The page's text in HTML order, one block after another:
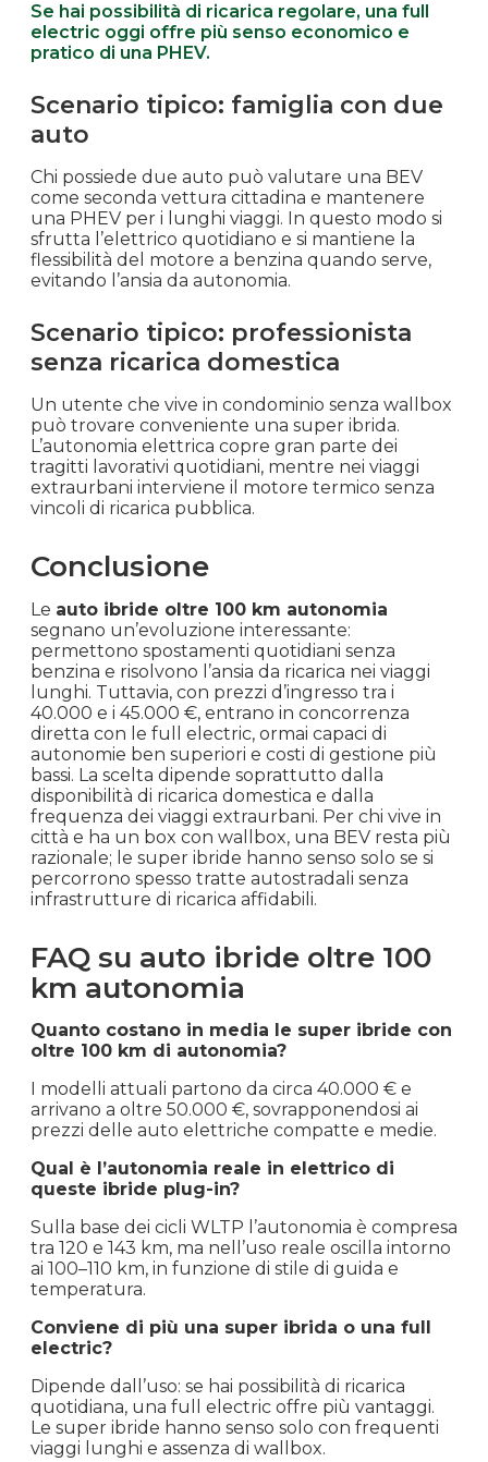
Se hai possibilità di ricarica regolare, una full
electric oggi offre più senso economico e
pratico di una PHEV.
Scenario tipico: famiglia con due
auto
Chi possiede due auto può valutare una BEV
come seconda vettura cittadina e mantenere
una PHEV per i lunghi viaggi. In questo modo si
sfrutta l’elettrico quotidiano e si mantiene la
flessibilità del motore a benzina quando serve,
evitando l’ansia da autonomia.
Scenario tipico: professionista
senza ricarica domestica
Un utente che vive in condominio senza wallbox
può trovare conveniente una super ibrida.
L’autonomia elettrica copre gran parte dei
tragitti lavorativi quotidiani, mentre nei viaggi
extraurbani interviene il motore termico senza
vincoli di ricarica pubblica.
Conclusione
Le auto ibride oltre 100 km autonomia
segnano un’evoluzione interessante:
permettono spostamenti quotidiani senza
benzina e risolvono l’ansia da ricarica nei viaggi
lunghi. Tuttavia, con prezzi d’ingresso tra i
40.000 e i 45.000 €, entrano in concorrenza
diretta con le full electric, ormai capaci di
autonomie ben superiori e costi di gestione più
bassi. La scelta dipende soprattutto dalla
disponibilità di ricarica domestica e dalla
frequenza dei viaggi extraurbani. Per chi vive in
città e ha un box con wallbox, una BEV resta più
razionale; le super ibride hanno senso solo se si
percorrono spesso tratte autostradali senza
infrastrutture di ricarica affidabili.
FAQ su auto ibride oltre 100
km autonomia
Quanto costano in media le super ibride con
oltre 100 km di autonomia?
I modelli attuali partono da circa 40.000 € e
arrivano a oltre 50.000 €, sovrapponendosi ai
prezzi delle auto elettriche compatte e medie.
Qual è l’autonomia reale in elettrico di
queste ibride plug-in?
Sulla base dei cicli WLTP l’autonomia è compresa
tra 120 e 143 km, ma nell’uso reale oscilla intorno
ai 100–110 km, in funzione di stile di guida e
temperatura.
Conviene di più una super ibrida o una full
electric?
Dipende dall’uso: se hai possibilità di ricarica
quotidiana, una full electric offre più vantaggi.
Le super ibride hanno senso solo con frequenti
viaggi lunghi e assenza di wallbox.